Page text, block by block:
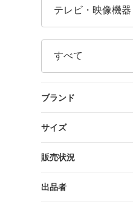
ブランド
サイズ
販売状況
出品者